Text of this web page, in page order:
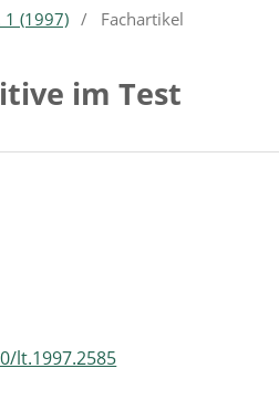
1 (1997) / Fachartikel
im Test
lt.1997.2585